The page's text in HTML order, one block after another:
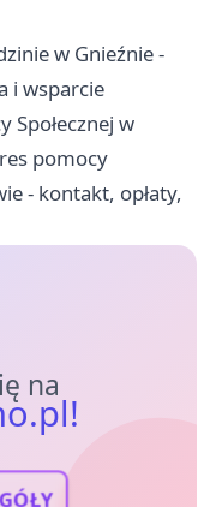
w Gnieźnie -
i wsparcie
Społecznej w
pomocy
- kontakt, opłaty,
na